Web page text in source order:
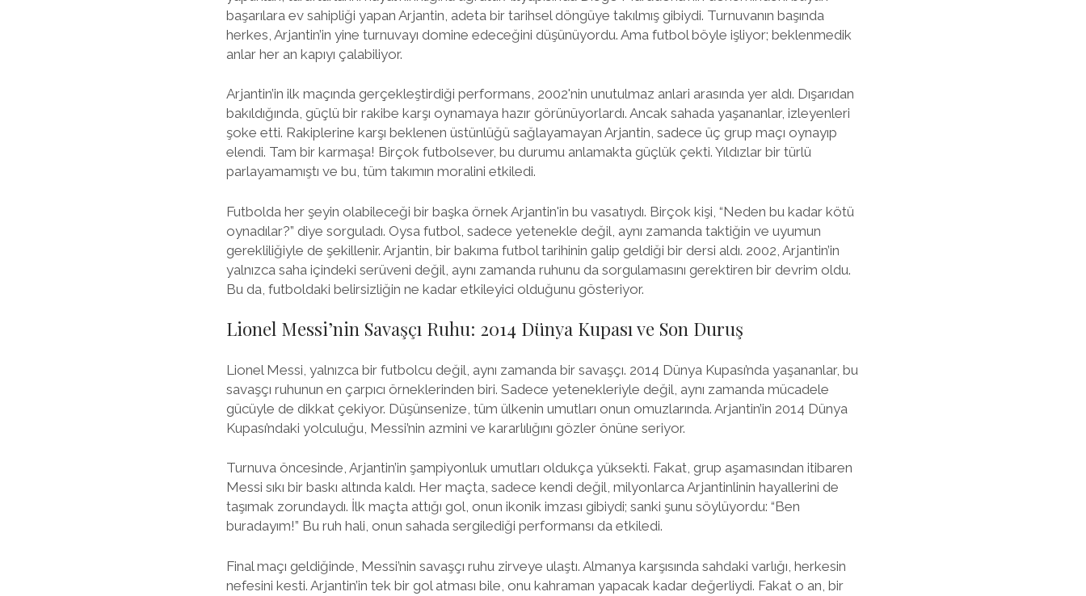
başarılara ev sahipliği yapan Arjantin, adeta bir tarihsel döngüye takılmış gibiydi. Turnuvanın başında
herkes, Arjantin’in yine turnuvayı domine edeceğini düşünüyordu. Ama futbol böyle işliyor; beklenmedik
anlar her an kapıyı çalabiliyor.
Arjantin’in ilk maçında gerçekleştirdiği performans, 2002'nin unutulmaz anlari arasında yer aldı. Dışarıdan
bakıldığında, güçlü bir rakibe karşı oynamaya hazır görünüyorlardı. Ancak sahada yaşananlar, izleyenleri
şoke etti. Rakiplerine karşı beklenen üstünlüğü sağlayamayan Arjantin, sadece üç grup maçı oynayıp
elendi. Tam bir karmaşa! Birçok futbolsever, bu durumu anlamakta güçlük çekti. Yıldızlar bir türlü
parlayamamıştı ve bu, tüm takımın moralini etkiledi.
Futbolda her şeyin olabileceği bir başka örnek Arjantin'in bu vasatıydı. Birçok kişi, “Neden bu kadar kötü
oynadılar?” diye sorguladı. Oysa futbol, sadece yetenekle değil, aynı zamanda taktiğin ve uyumun
gerekliliğiyle de şekillenir. Arjantin, bir bakıma futbol tarihinin galip geldiği bir dersi aldı. 2002, Arjantin’in
yalnızca saha içindeki serüveni değil, aynı zamanda ruhunu da sorgulamasını gerektiren bir devrim oldu.
Bu da, futboldaki belirsizliğin ne kadar etkileyici olduğunu gösteriyor.
Lionel Messi’nin Savaşçı Ruhu: 2014 Dünya Kupası ve Son Duruş
Lionel Messi, yalnızca bir futbolcu değil, aynı zamanda bir savaşçı. 2014 Dünya Kupası’nda yaşananlar, bu
savaşçı ruhunun en çarpıcı örneklerinden biri. Sadece yetenekleriyle değil, aynı zamanda mücadele
gücüyle de dikkat çekiyor. Düşünsenize, tüm ülkenin umutları onun omuzlarında. Arjantin’in 2014 Dünya
Kupası’ndaki yolculuğu, Messi’nin azmini ve kararlılığını gözler önüne seriyor.
Turnuva öncesinde, Arjantin’in şampiyonluk umutları oldukça yüksekti. Fakat, grup aşamasından itibaren
Messi sıkı bir baskı altında kaldı. Her maçta, sadece kendi değil, milyonlarca Arjantinlinin hayallerini de
taşımak zorundaydı. İlk maçta attığı gol, onun ikonik imzası gibiydi; sanki şunu söylüyordu: “Ben
buradayım!” Bu ruh hali, onun sahada sergilediği performansı da etkiledi.
Final maçı geldiğinde, Messi’nin savaşçı ruhu zirveye ulaştı. Almanya karşısında sahdaki varlığı, herkesin
nefesini kesti. Arjantin’in tek bir gol atması bile, onu kahraman yapacak kadar değerliydi. Fakat o an, bir